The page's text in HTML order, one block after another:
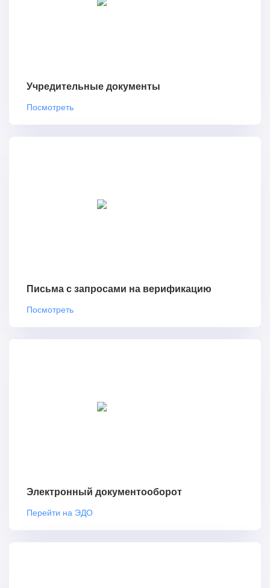
Учредительные документы
Посмотреть
Письма с запросами на верификацию
Посмотреть
Электронный документооборот
Перейти на ЭДО